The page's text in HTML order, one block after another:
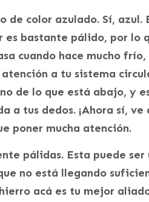
de color azulado. Sí,
es bastante pálido, por
cuando hace mucho
a tu sistema
de lo que está abajo, y
a tus dedos. ¡Ahora sí,
poner mucha atención.
pálidas. Esta puede
no está llegando
acá es tu mejor